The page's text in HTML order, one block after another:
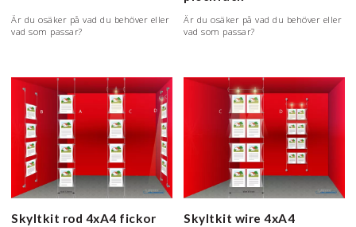
Är du osäker på vad du behöver eller
vad som passar?
Är du osäker på vad du behöver eller
vad som passar?
Skyltkit rod 4xA4 fickor
Skyltkit wire 4xA4